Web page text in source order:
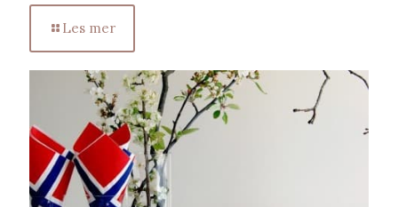
Les mer